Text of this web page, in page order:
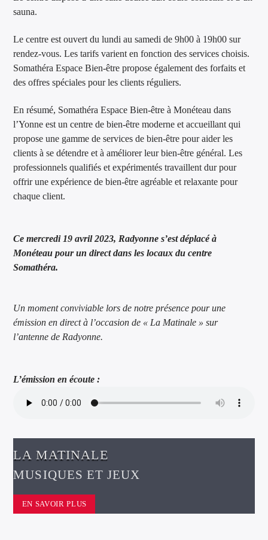
sauna.
Le centre est ouvert du lundi au samedi de 9h00 à 19h00 sur
rendez-vous. Les tarifs varient en fonction des services choisis.
Somathéra Espace Bien-être propose également des forfaits et
des offres spéciales pour les clients réguliers.
En résumé, Somathéra Espace Bien-être à Monéteau dans
l’Yonne est un centre de bien-être moderne et accueillant qui
propose une gamme de services de bien-être pour aider les
clients à se détendre et à améliorer leur bien-être général. Les
professionnels qualifiés et expérimentés travaillent dur pour
offrir une expérience de bien-être agréable et relaxante pour
chaque client.
Ce mercredi 19 avril 2023, Radyonne s’est déplacé à
Monéteau pour un direct dans les locaux du centre
Somathéra.
Un moment conviviable lors de notre présence pour une
émission en direct à l’occasion de « La Matinale » sur
l’antenne de Radyonne.
L’émission en écoute :
LA MATINALE
MUSIQUES ET JEUX
EN SAVOIR PLUS